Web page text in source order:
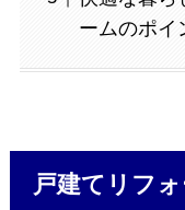
ームのポイ
戸建てリフ